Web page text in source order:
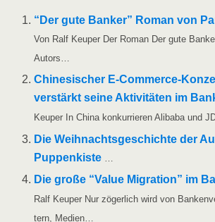
“Der gute Ban­ker” Roman von
Von Ralf Keu­per Der Roman Der gute
Autors…
Chi­ne­si­scher E‑Com­­mer­ce-
ver­stärkt sei­ne Akti­vi­tä­ten im
Keu­per In Chi­na kon­kur­rie­ren Ali­baba und
Die Weih­nachts­ge­schich­te der
Pup­pen­kis­te
Die gro­ße “Value Migra­ti­on” im
Ralf Keu­per Nur zöger­lich wird von
tern, Medien…